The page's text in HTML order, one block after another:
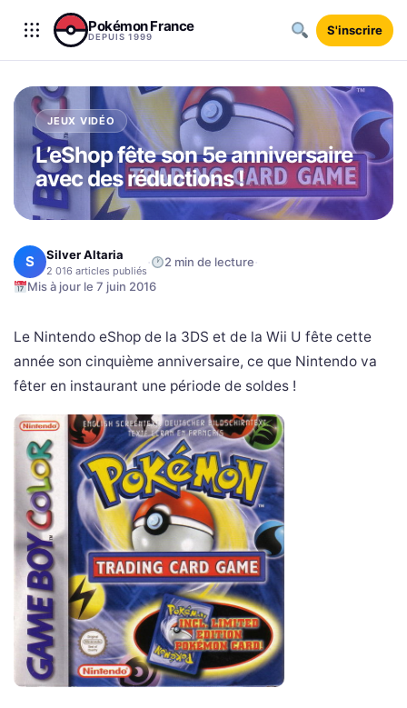
Aller au contenu
Pokémon France
DEPUIS 1999 S'inscrire
JEUX VIDÉO
L’eShop fête son 5e anniversaire
avec des réductions !
S Silver Altaria
2 016 articles publiés · 2 min de lecture·
Mis à jour le 7 juin 2016
Le Nintendo eShop de la 3DS et de la Wii U fête cette
année son cinquième anniversaire, ce que Nintendo va
fêter en instaurant une période de soldes !